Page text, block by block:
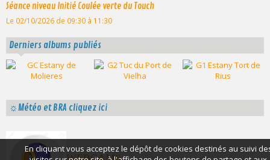
Séance niveau Initié Coulée verte du Touch
Le 02/10/2026 de 09:30 à 11:30
Derniers albums publiés
☼Météo et BRA cliquez ici
En cliquant vous acceptez le dépôt de cookies destinés au suivi